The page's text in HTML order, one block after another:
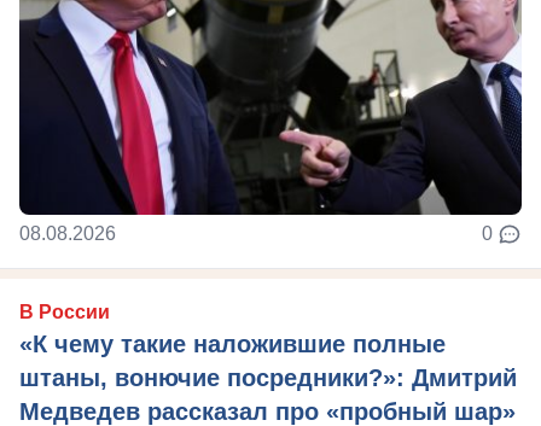
08.08.2026 0
В России
«К чему такие наложившие полные
штаны, вонючие посредники?»: Дмитрий
Медведев рассказал про «пробный шар»